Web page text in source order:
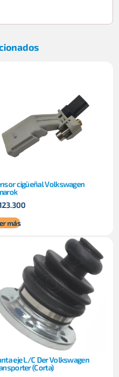
cigüeñal Volkswagen
más
eje L/C Der Volkswagen
(Corta)